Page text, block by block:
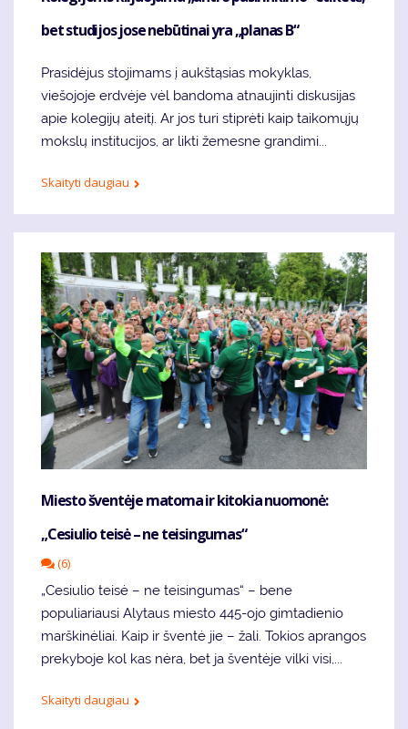
bet studijos jose nebūtinai yra „planas B“
Prasidėjus stojimams į aukštąsias mokyklas,
viešojoje erdvėje vėl bandoma atnaujinti diskusijas
apie kolegijų ateitį. Ar jos turi stiprėti kaip taikomųjų
mokslų institucijos, ar likti žemesne grandimi...
Skaityti daugiau
Miesto šventėje matoma ir kitokia nuomonė:
„Cesiulio teisė – ne teisingumas“
(6)
„Cesiulio teisė – ne teisingumas“ – bene
populiariausi Alytaus miesto 445-ojo gimtadienio
marškinėliai. Kaip ir šventė jie – žali. Tokios aprangos
prekyboje kol kas nėra, bet ja šventėje vilki visi,...
Skaityti daugiau